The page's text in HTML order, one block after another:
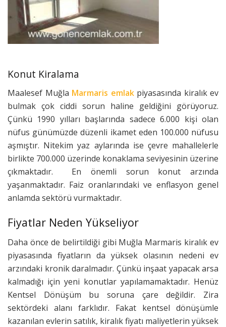
Konut Kiralama
Maalesef Muğla Marmaris emlakpiyasasında kiralık ev
bulmak çok ciddi sorun haline geldiğini görüyoruz.
Çünkü 1990 yılları başlarında sadece 6.000 kişi olan
nüfus günümüzde düzenli ikamet eden 100.000 nüfusu
aşmıştır. Nitekim yaz aylarında ise çevre mahallelerle
birlikte 700.000 üzerinde konaklama seviyesinin üzerine
çıkmaktadır. En önemli sorun konut arzında
yaşanmaktadır. Faiz oranlarındaki ve enflasyon genel
anlamda sektörü vurmaktadır.
Fiyatlar Neden Yükseliyor
Daha önce de belirtildiği gibi Muğla Marmaris kiralık ev
piyasasında fiyatların da yüksek olasının nedeni ev
arzındaki kronik daralmadır. Çünkü inşaat yapacak arsa
kalmadığı için yeni konutlar yapılamamaktadır. Henüz
Kentsel Dönüşüm bu soruna çare değildir. Zira
sektördeki alanı farklıdır. Fakat kentsel dönüşümle
kazanılan evlerin satılık, kiralık fiyatı maliyetlerin yüksek